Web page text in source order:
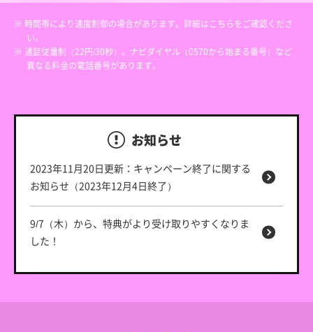
※ 時間帯により速度制御の場合があります。詳細はこちらをご確認くださ
い。
※ 通話従量制（22円/30秒）。ナビダイヤル（0570から始まる番号）など
異なる料金の電話番号があります。
お知らせ
2023年11月20日更新：キャンペーン終了に関する
お知らせ（2023年12月4日終了）
9/7（木）から、特典がより受け取りやすくなりま
した！